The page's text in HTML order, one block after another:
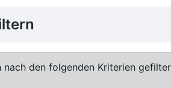
nach den folgenden Kriterien